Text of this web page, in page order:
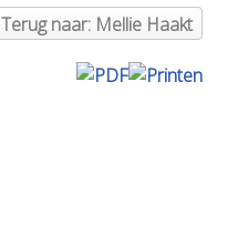
Terug naar: Mellie Haakt